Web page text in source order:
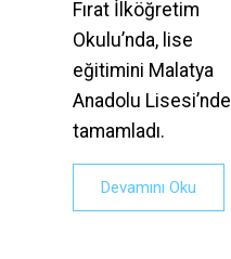
Fırat İlköğretim
Okulu’nda, lise
eğitimini Malatya
Anadolu Lisesi’nde
tamamladı.
Devamını Oku